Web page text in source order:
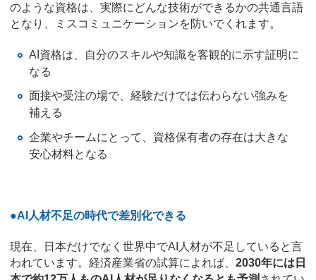
のような資格は、実際にどんな技術ができるかの共通言語
となり、ミスコミュニケーションを防いでくれます。
AI資格は、自分のスキルや知識を客観的に示す証明に
なる
面接や受注の場で、経験だけでは伝わらない強みを
補える
企業やチームにとって、資格保有者の存在は大きな
安心材料となる
●AI人材不足の時代で差別化できる
現在、日本だけでなく世界中でAI人材が不足していると言
われています。経済産業省の試算によれば、 2030年には日